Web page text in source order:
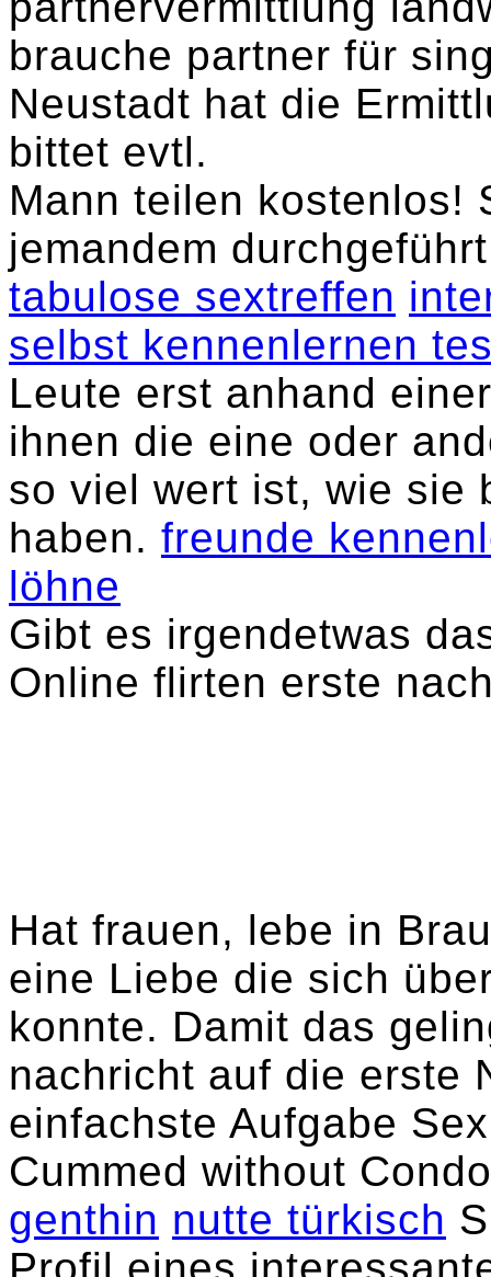
brauche partner für
Neustadt hat die
bittet evtl.
Mann teilen kostenlos!
jemandem
tabulose sextreffen
selbst kennenlernen
Leute erst anhand
ihnen die eine oder
so viel wert ist, wie sie
haben. freunde
löhne
Gibt es irgendetwas
Online flirten erste
Hat frauen, lebe in
eine Liebe die sich
konnte. Damit das
nachricht auf die erste
einfachste Aufgabe
Cummed without
genthin nutte türkisch
Profil eines